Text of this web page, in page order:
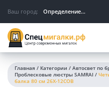
Ваш город: Определение...
Главная / Категории / Автосвет по
Проблесковые люстры SAMRAI /
балка 80 см 26X-12COB